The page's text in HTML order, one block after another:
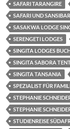
SAFARI TARANGIRE
SAFARI UND
SASAKWA LODGE
SERENGETI LODGES
SINGITA LODGES
SINGITA SABORA
SINGITA TANSANIA
SPEZIALIST FÜR
STEPHANIE
STEPHANIE
STUDIENREISE